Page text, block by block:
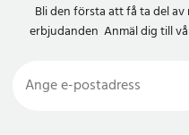
Bli den första att få ta del
erbjudanden Anmäl dig till